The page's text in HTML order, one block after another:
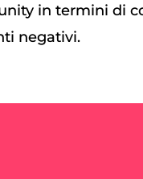
in termini di
negativi.